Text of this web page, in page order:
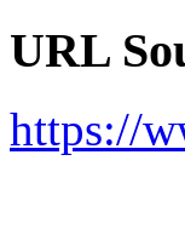
URL
https://